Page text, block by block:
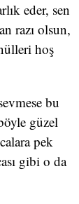
eder, sen
razı olsun,
hoş
bu
güzel
pek
gibi o da